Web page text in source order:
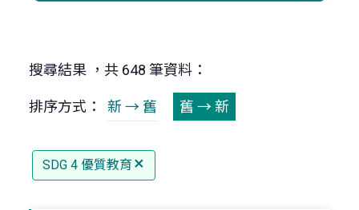
搜尋結果 ，共 648 筆資料：
排序方式： 新 → 舊 舊 → 新
SDG 4 優質教育